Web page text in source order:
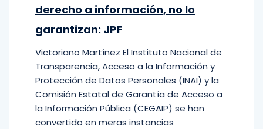
derecho a información, no lo
garantizan: JPF
Victoriano Martínez El Instituto Nacional de
Transparencia, Acceso a la Información y
Protección de Datos Personales (INAI) y la
Comisión Estatal de Garantía de Acceso a
la Información Pública (CEGAIP) se han
convertido en meras instancias